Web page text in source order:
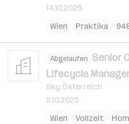
14.10.2025
Wien
Praktika
Abgelaufen Senior
Lifecycle
Sky Österreich
9.10.2025
Wien
Vollzeit